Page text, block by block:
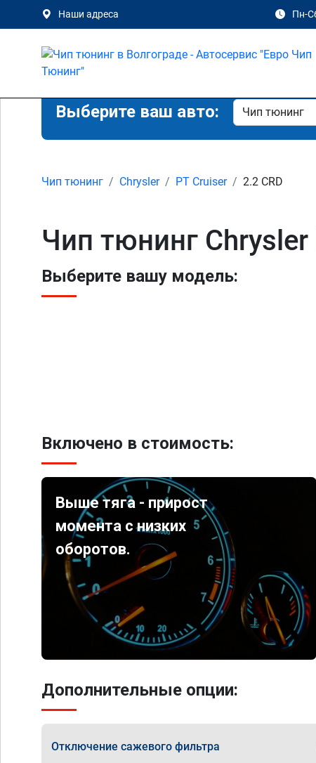
Наши адреса Пн-
Выберите ваш авто:
Чип тюнинг Chrysler PT Cruiser 2.2 CRD
Чип тюнинг Chrysler
Выберите вашу модель:
Включено в стоимость:
Выше тяга - прирост
момента с низких
оборотов.
Дополнительные опции:
Отключение сажевого фильтра